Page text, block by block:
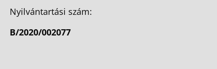
Nyilvántartási szám:
B/2020/002077